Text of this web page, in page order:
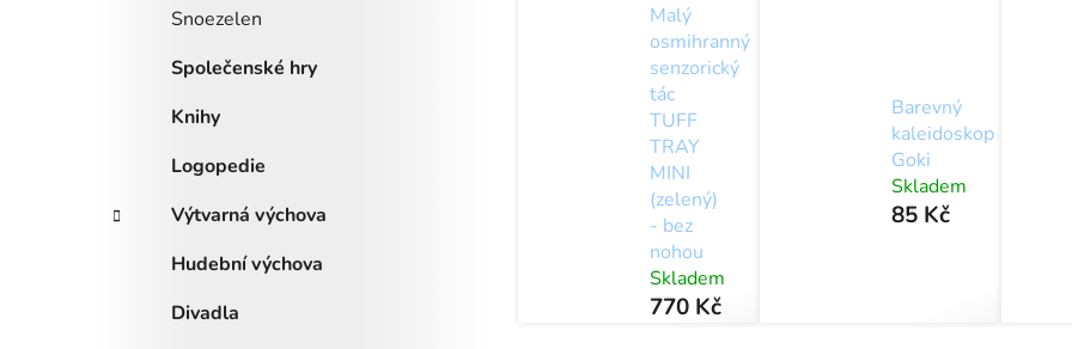
Snoezelen
Společenské hry
Knihy
Logopedie
Výtvarná výchova
Hudební výchova
Divadla
Malý
osmihranný
senzorický
tác
TUFF
TRAY
MINI
(zelený)
- bez
nohou
Skladem
770 Kč
Barevný
kaleidoskop
Goki
Skladem
85 Kč